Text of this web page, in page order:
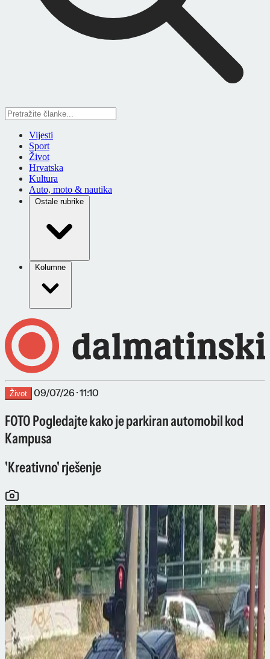
Vijesti
Sport
Život
Hrvatska
Kultura
Auto, moto & nautika
Ostale rubrike
Kolumne
Život 09/07/26 · 11:10
FOTO Pogledajte kako je parkiran automobil kod
Kampusa
'Kreativno' rješenje